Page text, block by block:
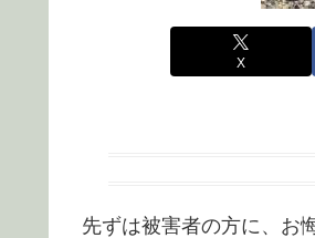
X
先ずは被害者の方に、お